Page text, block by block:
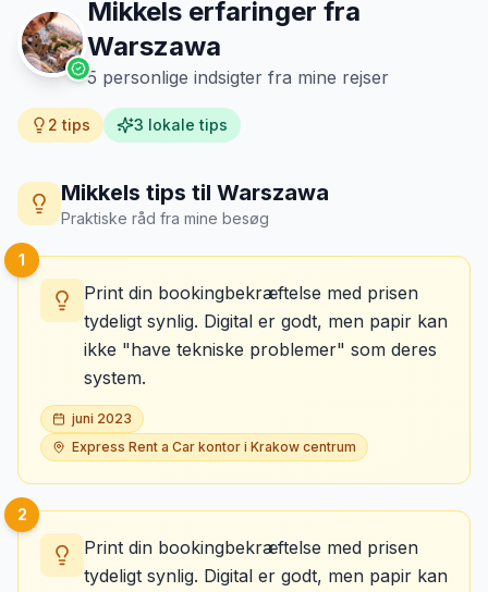
Mikkels erfaringer fra
Warszawa
5 personlige indsigter fra mine rejser
2 tips 3 lokale tips
Mikkels tips til Warszawa
Praktiske råd fra mine besøg
1
Print din bookingbekræftelse med prisen
tydeligt synlig. Digital er godt, men papir kan
ikke "have tekniske problemer" som deres
system.
juni 2023
Express Rent a Car kontor i Krakow centrum
2
Print din bookingbekræftelse med prisen
tydeligt synlig. Digital er godt, men papir kan